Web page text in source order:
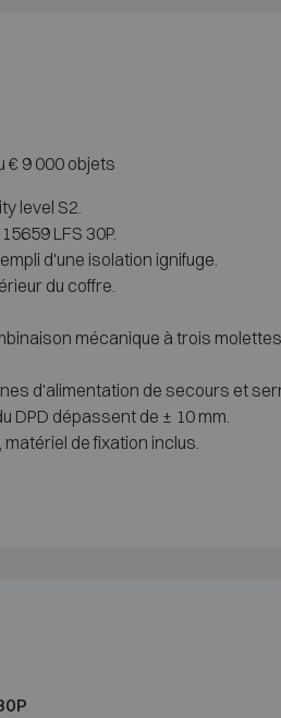
€ 9 000 objets
level S2.
LFS 30P.
d'une isolation ignifuge.
du coffre.
mécanique à trois
d'alimentation de secours et
DPD dépassent de ± 10 mm.
de fixation inclus.